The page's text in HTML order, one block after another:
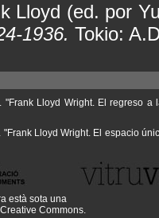
Lloyd (ed. por
1936. Tokio:
"Frank Lloyd Wright. El regreso
"Frank Lloyd Wright. El espacio
està sota una
Commons.